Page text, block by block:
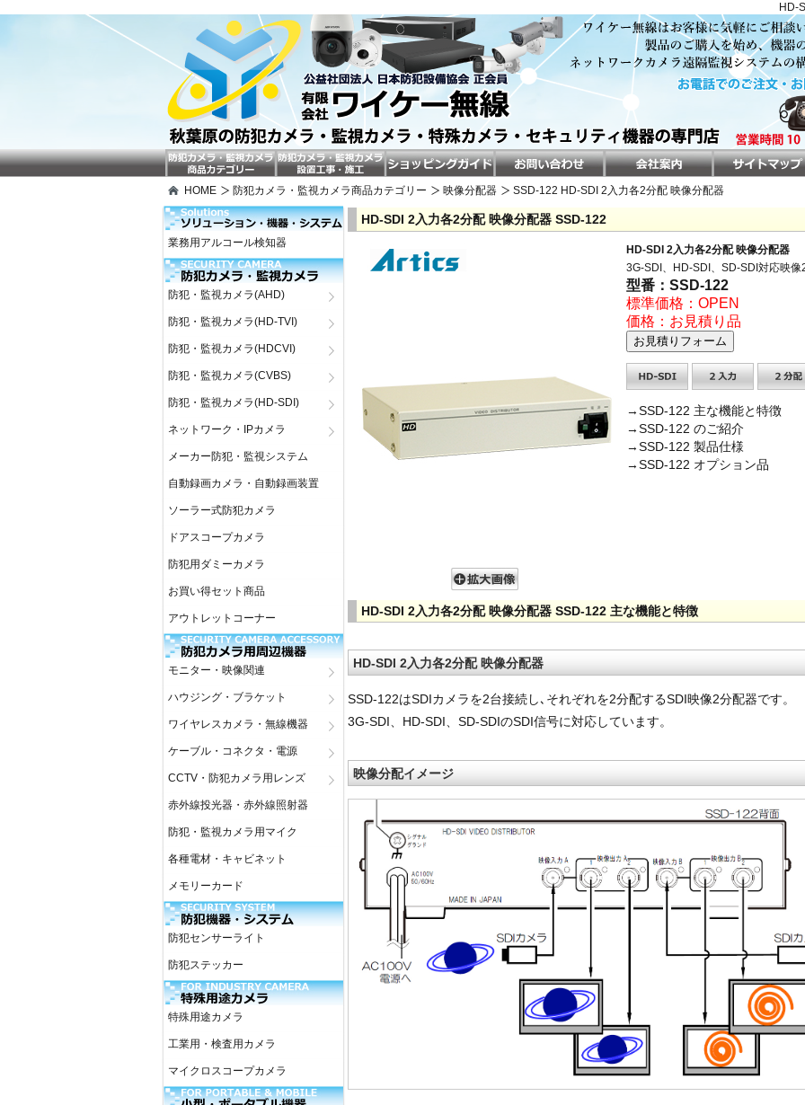
HD-
HOME 防犯カメラ・監視カメラ商品カテゴリー 映像分配器 SSD-122 HD-SDI 2入力各2分配 映像分配器
HD-SDI 2入力各2分配 映像分配器 SSD-122
HD-SDI 2入力各2分配 映像分配器
3G-SDI、HD-SDI、SD-SDI対応映像
型番：SSD-122
標準価格：OPEN
価格：お見積り品
→SSD-122 主な機能と特徴
→SSD-122 のご紹介
→SSD-122 製品仕様
→SSD-122 オプション品
HD-SDI 2入力各2分配 映像分配器 SSD-122 主な機能と特徴
HD-SDI 2入力各2分配 映像分配器
SSD-122はSDIカメラを2台接続し､それぞれを2分配するSDI映像2分配器です。
3G-SDI、HD-SDI、SD-SDIのSDI信号に対応しています。
映像分配イメージ
業務用アルコール検知器
防犯・監視カメラ(AHD)
防犯・監視カメラ(HD-TVI)
防犯・監視カメラ(HDCVI)
防犯・監視カメラ(CVBS)
防犯・監視カメラ(HD-SDI)
ネットワーク・IPカメラ
メーカー防犯・監視システム
自動録画カメラ・自動録画装置
ソーラー式防犯カメラ
ドアスコープカメラ
防犯用ダミーカメラ
お買い得セット商品
アウトレットコーナー
モニター・映像関連
ハウジング・ブラケット
ワイヤレスカメラ・無線機器
ケーブル・コネクタ・電源
CCTV・防犯カメラ用レンズ
赤外線投光器・赤外線照射器
防犯・監視カメラ用マイク
各種電材・キャビネット
メモリーカード
防犯センサーライト
防犯ステッカー
特殊用途カメラ
工業用・検査用カメラ
マイクロスコープカメラ